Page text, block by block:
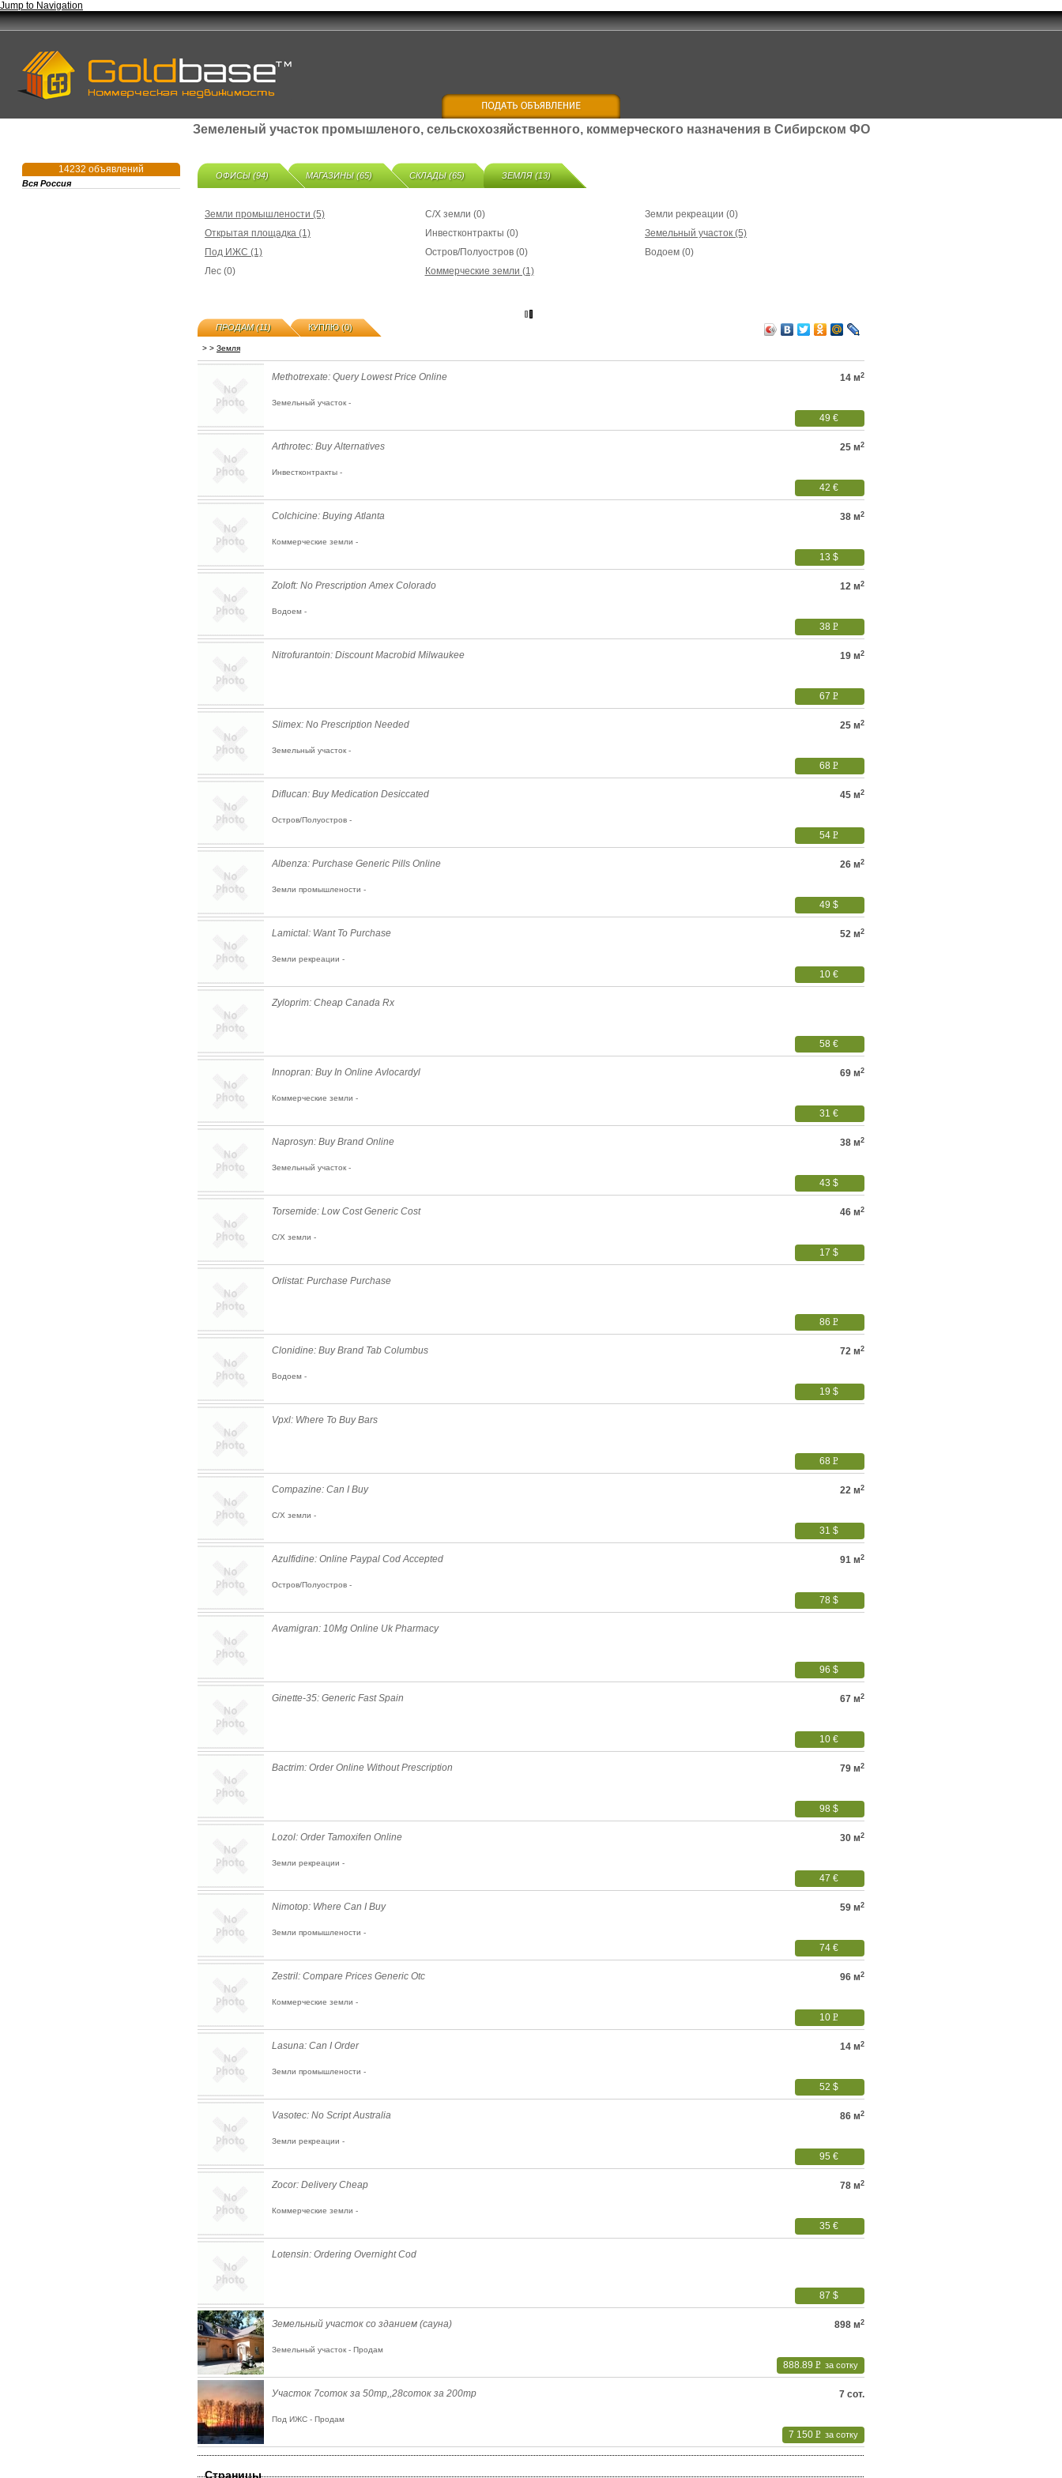
Jump to Navigation
Земеленый участок промышленого, сельскохозяйственного, коммерческого назначения в Сибирском ФО
ОФИСЫ (94) МАГАЗИНЫ (65) СКЛАДЫ (65) ЗЕМЛЯ (13)
Земли промышлености (5) С/Х земли (0)
Земли рекреации (0)
Открытая площадка (1)
Инвестконтракты (0)
Земельный участок (5)
Под ИЖС (1)
Остров/Полуостров (0)
Водоем (0)
Лес (0)
Коммерческие земли (1)
ПРОДАМ (11) КУПЛЮ (0)
> > Земля
14 м2
49 €
Methotrexate: Query Lowest Price Online
Земельный участок -
25 м2
42 €
Arthrotec: Buy Alternatives
Инвестконтракты -
38 м2
13 $
Colchicine: Buying Atlanta
Коммерческие земли -
12 м2
38 P
УБ.
Zoloft: No Prescription Amex Colorado
Водоем -
19 м2
67 P
УБ.
Nitrofurantoin: Discount Macrobid Milwaukee
25 м2
68 P
УБ.
Slimex: No Prescription Needed
Земельный участок -
45 м2
54 P
УБ.
Diflucan: Buy Medication Desiccated
Остров/Полуостров -
26 м2
49 $
Albenza: Purchase Generic Pills Online
Земли промышлености -
52 м2
10 €
Lamictal: Want To Purchase
Земли рекреации -
58 €
Zyloprim: Cheap Canada Rx
69 м2
31 €
Innopran: Buy In Online Avlocardyl
Коммерческие земли -
38 м2
43 $
Naprosyn: Buy Brand Online
Земельный участок -
46 м2
17 $
Torsemide: Low Cost Generic Cost
С/Х земли -
86 P
УБ.
Orlistat: Purchase Purchase
72 м2
19 $
Clonidine: Buy Brand Tab Columbus
Водоем -
68 P
УБ.
Vpxl: Where To Buy Bars
22 м2
31 $
Compazine: Can I Buy
С/Х земли -
91 м2
78 $
Azulfidine: Online Paypal Cod Accepted
Остров/Полуостров -
96 $
Avamigran: 10Mg Online Uk Pharmacy
67 м2
10 €
Ginette-35: Generic Fast Spain
79 м2
98 $
Bactrim: Order Online Without Prescription
30 м2
47 €
Lozol: Order Tamoxifen Online
Земли рекреации -
59 м2
74 €
Nimotop: Where Can I Buy
Земли промышлености -
96 м2
10 P
УБ.
Zestril: Compare Prices Generic Otc
Коммерческие земли -
14 м2
52 $
Lasuna: Can I Order
Земли промышлености -
86 м2
95 €
Vasotec: No Script Australia
Земли рекреации -
78 м2
35 €
Zocor: Delivery Cheap
Коммерческие земли -
87 $
Lotensin: Ordering Overnight Cod
898 м2
888.89 P
УБ.
за сотку
Земельный участок со зданием (сауна)
Земельный участок - Продам
7 сот.
7 150 P
УБ.
за сотку
Участок 7соток за 50тр,,28соток за 200тр
Под ИЖС - Продам
Страницы
14232 объявлений
Вся Россия